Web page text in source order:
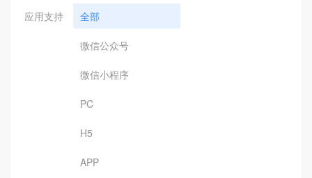
应用支持 全部
微信公众号
微信小程序
PC
H5
APP